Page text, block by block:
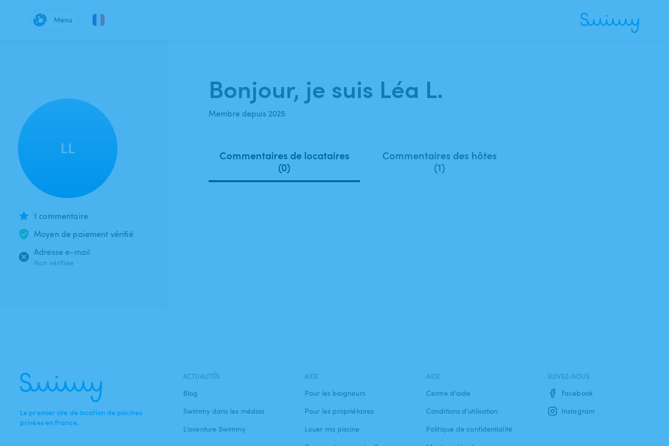
Menu
LL
1 commentaire
Moyen de paiement vérifié
Adresse e-mail
Non vérifiée
Bonjour, je suis Léa L.
Membre depuis 2025
Commentaires de locataires
(0)
Commentaires des hôtes
(1)
Le premier site de location de piscines
privées en France.
ACTUALITÉS
Blog
Swimmy dans les médias
L'aventure Swimmy
AIDE
Pour les baigneurs
Pour les propriétaires
Louer ma piscine
AIDE
Centre d'aide
Conditions d'utilisation
Politique de confidentialité
SUIVEZ-NOUS
Facebook
Instagram